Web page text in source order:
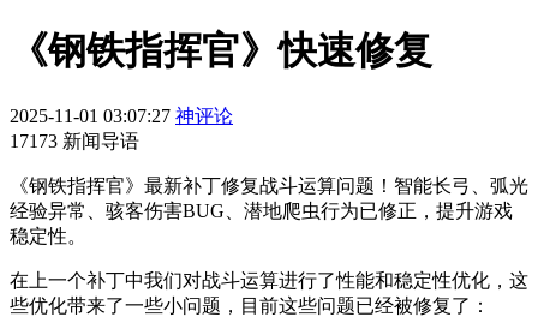
《钢铁指挥官》快速修复
2025-11-01 03:07:27 神评论
17173 新闻导语
《钢铁指挥官》最新补丁修复战斗运算问题！智能长弓、弧光
经验异常、骇客伤害BUG、潜地爬虫行为已修正，提升游戏
稳定性。
在上一个补丁中我们对战斗运算进行了性能和稳定性优化，这
些优化带来了一些小问题，目前这些问题已经被修复了：